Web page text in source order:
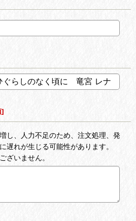
]
し、人力不足のため、注文処理、発
遅れが生じる可能性があります。
ざいません。